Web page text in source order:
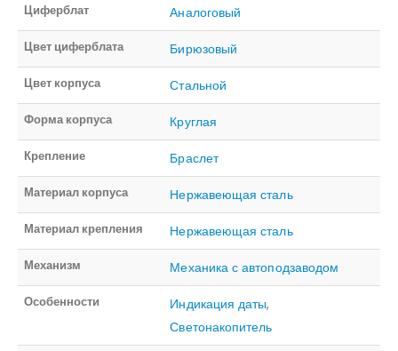
Циферблат Аналоговый
Цвет циферблата Бирюзовый
Цвет корпуса Стальной
Форма корпуса Круглая
Крепление Браслет
Материал корпуса Нержавеющая сталь
Материал крепления Нержавеющая сталь
Механизм Механика с автоподзаводом
Особенности Индикация даты,
Светонакопитель